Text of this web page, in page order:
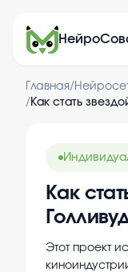
Главная/
/ Как стать
Как
Этот проект